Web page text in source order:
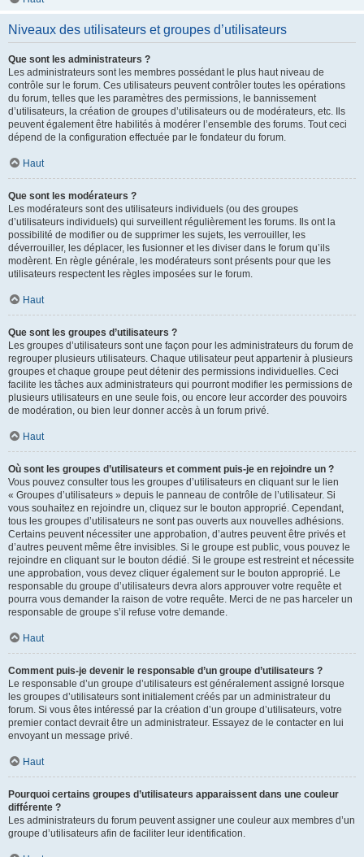
Niveaux des utilisateurs et groupes d’utilisateurs
Que sont les administrateurs ?
Les administrateurs sont les membres possédant le plus haut niveau de
contrôle sur le forum. Ces utilisateurs peuvent contrôler toutes les opérations
du forum, telles que les paramètres des permissions, le bannissement
d’utilisateurs, la création de groupes d’utilisateurs ou de modérateurs, etc. Ils
peuvent également être habilités à modérer l’ensemble des forums. Tout ceci
dépend de la configuration effectuée par le fondateur du forum.
Haut
Que sont les modérateurs ?
Les modérateurs sont des utilisateurs individuels (ou des groupes
d’utilisateurs individuels) qui surveillent régulièrement les forums. Ils ont la
possibilité de modifier ou de supprimer les sujets, les verrouiller, les
déverrouiller, les déplacer, les fusionner et les diviser dans le forum qu’ils
modèrent. En règle générale, les modérateurs sont présents pour que les
utilisateurs respectent les règles imposées sur le forum.
Haut
Que sont les groupes d’utilisateurs ?
Les groupes d’utilisateurs sont une façon pour les administrateurs du forum de
regrouper plusieurs utilisateurs. Chaque utilisateur peut appartenir à plusieurs
groupes et chaque groupe peut détenir des permissions individuelles. Ceci
facilite les tâches aux administrateurs qui pourront modifier les permissions de
plusieurs utilisateurs en une seule fois, ou encore leur accorder des pouvoirs
de modération, ou bien leur donner accès à un forum privé.
Haut
Où sont les groupes d’utilisateurs et comment puis-je en rejoindre un ?
Vous pouvez consulter tous les groupes d’utilisateurs en cliquant sur le lien
« Groupes d’utilisateurs » depuis le panneau de contrôle de l’utilisateur. Si
vous souhaitez en rejoindre un, cliquez sur le bouton approprié. Cependant,
tous les groupes d’utilisateurs ne sont pas ouverts aux nouvelles adhésions.
Certains peuvent nécessiter une approbation, d’autres peuvent être privés et
d’autres peuvent même être invisibles. Si le groupe est public, vous pouvez le
rejoindre en cliquant sur le bouton dédié. Si le groupe est restreint et nécessite
une approbation, vous devez cliquer également sur le bouton approprié. Le
responsable du groupe d’utilisateurs devra alors approuver votre requête et
pourra vous demander la raison de votre requête. Merci de ne pas harceler un
responsable de groupe s’il refuse votre demande.
Haut
Comment puis-je devenir le responsable d’un groupe d’utilisateurs ?
Le responsable d’un groupe d’utilisateurs est généralement assigné lorsque
les groupes d’utilisateurs sont initialement créés par un administrateur du
forum. Si vous êtes intéressé par la création d’un groupe d’utilisateurs, votre
premier contact devrait être un administrateur. Essayez de le contacter en lui
envoyant un message privé.
Haut
Pourquoi certains groupes d’utilisateurs apparaissent dans une couleur
différente ?
Les administrateurs du forum peuvent assigner une couleur aux membres d’un
groupe d’utilisateurs afin de faciliter leur identification.